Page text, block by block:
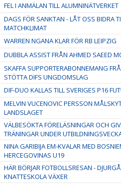
FEL I ANMÄLAN TILL ALUMNINÄTVERKET
DAGS FÖR SANKTAN - LÅT OSS BIDRA
MATCHKLIMAT
WARREN NGANA KLAR FÖR RB LEIPZIG
DUBBLA ASSIST FRÅN AHMED SAEED
SKAFFA SUPPORTERABONNEMANG
STÖTTA DIFS UNGDOMSLAG
DIF-DUO KALLAS TILL SVERIGES P16
MELVIN VUCENOVIC PERSSON
LANDSLAGET
VÄLBESÖKTA FÖRELÄSNINGAR OCH
TRÄNINGAR UNDER
NINA GARIBIJA EM-KVALAR MED
HERCEGOVINAS U19
HÄR BÖRJAR FOTBOLLSRESAN -
KNATTESKOLA VÄXER